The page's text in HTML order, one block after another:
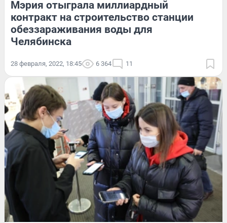
Мэрия отыграла миллиардный
контракт на строительство станции
обеззараживания воды для
Челябинска
28 февраля, 2022, 18:45 6 364 11